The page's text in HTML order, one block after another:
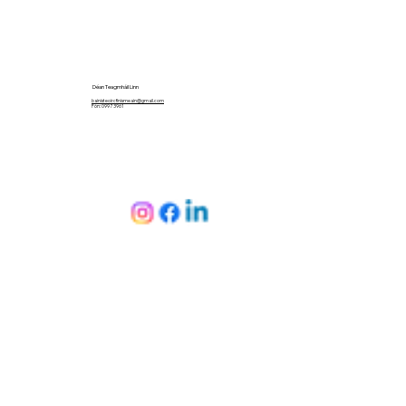
Déan Teagmháil Linn
bainisteoircfinismeain@gmail.com
Fón: 099 73961